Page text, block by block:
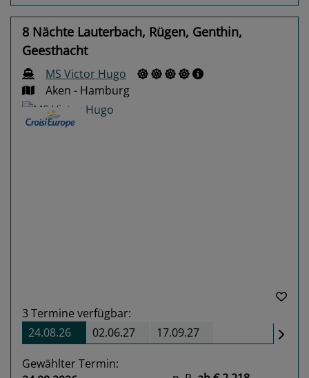
8 Nächte Lauterbach, Rügen, Genthin,
Geesthacht
MS Victor Hugo
Aken - Hamburg
3 Termine verfügbar:
24.08.26
02.06.27 17.09.27
Gewählter Termin: